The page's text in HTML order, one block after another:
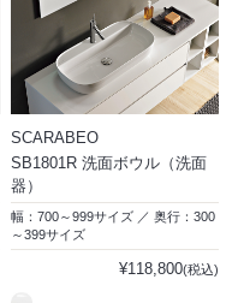
SCARABEO
SB1801R 洗面ボウル（洗面
器）
幅：700～999サイズ ／ 奥行：300
～399サイズ
¥118,800(税込)